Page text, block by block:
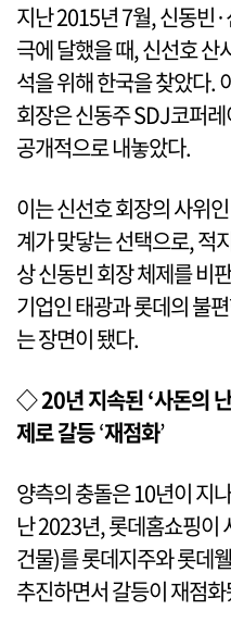
지난 2015년 7월, 신동빈
극에 달했을 때, 신선호 산
석을 위해 한국을 찾았다.
회장은 신동주 SDJ코퍼
공개적으로 내놓았다.
이는 신선호 회장의 사위
계가 맞닿는 선택으로, 적
상 신동빈 회장 체제를 비
기업인 태광과 롯데의 불
는 장면이 됐다.
◇ 20년 지속된 ‘사돈의
제로 갈등‘재점화’
양측의 충돌은 10년이 지
난 2023년, 롯데홈쇼핑이
건물)를 롯데지주와 롯데
추진하면서 갈등이 재점